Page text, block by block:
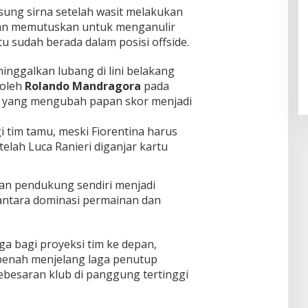
sirna setelah wasit melakukan
memutuskan untuk menganulir
sudah berada dalam posisi offside.
lubang di lini belakang
Rolando Mandragora pada
mengubah papan skor menjadi
tim tamu, meski Fiorentina harus
Luca Ranieri diganjar kartu
pendukung sendiri menjadi
dominasi permainan dan
bagi proyeksi tim ke depan,
menjelang laga penutup
klub di panggung tertinggi
Pendaftaran Istana Dibuka,
Warga Berebut Kuota
Di Daerah, Nasional
09:13 WIB